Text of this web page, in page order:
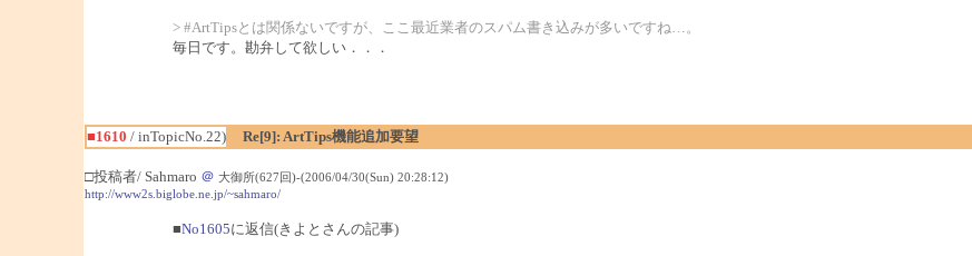
> #ArtTipsとは関係ないですが、ここ最近業者のスパム書き込みが多いですね…。
毎日です。勘弁して欲しい．．．
■1610 / inTopicNo.22)
Re[9]: ArtTips機能追加要望
□投稿者/ Sahmaro ＠ 大御所(627回)-(2006/04/30(Sun) 20:28:12)
http://www2s.biglobe.ne.jp/~sahmaro/
■No1605に返信(きよとさんの記事)